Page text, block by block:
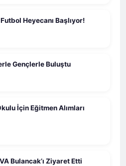
Heyecanı Başlıyor!
Gençlerle Buluştu
İçin Eğitmen Alımları
Bulancak’ı Ziyaret Etti